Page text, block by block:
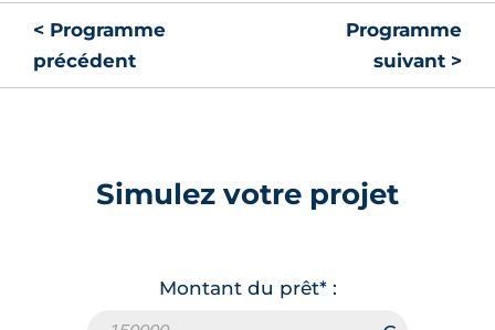
< Programme
précédent
Programme
suivant >
Simulez votre projet
Montant du prêt* :